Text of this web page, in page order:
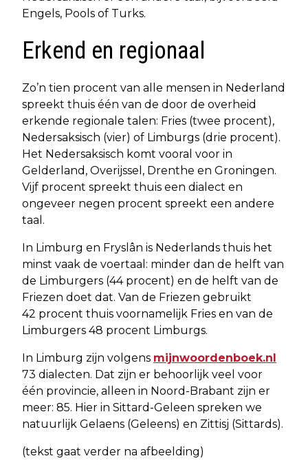
Engels, Pools of Turks.
Erkend en regionaal
Zo’n tien procent van alle mensen in Nederland
spreekt thuis één van de door de overheid
erkende regionale talen: Fries (twee procent),
Nedersaksisch (vier) of Limburgs (drie procent).
Het Nedersaksisch komt vooral voor in
Gelderland, Overijssel, Drenthe en Groningen.
Vijf procent spreekt thuis een dialect en
ongeveer negen procent spreekt een andere
taal.
In Limburg en Fryslân is Nederlands thuis het
minst vaak de voertaal: minder dan de helft van
de Limburgers (44 procent) en de helft van de
Friezen doet dat. Van de Friezen gebruikt
42 procent thuis voornamelijk Fries en van de
Limburgers 48 procent Limburgs.
In Limburg zijn volgens mijnwoordenboek.nl
73 dialecten. Dat zijn er behoorlijk veel voor
één provincie, alleen in Noord-Brabant zijn er
meer: 85. Hier in Sittard-Geleen spreken we
natuurlijk Gelaens (Geleens) en Zittisj (Sittards).
(tekst gaat verder na afbeelding)